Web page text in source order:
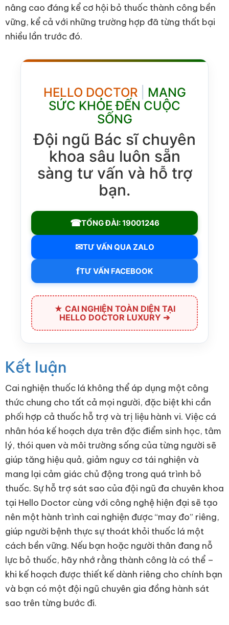
nâng cao đáng kể cơ hội bỏ thuốc thành công bền
vững, kể cả với những trường hợp đã từng thất bại
nhiều lần trước đó.
HELLO DOCTOR
MANG
SỨC KHỎE ĐẾN CUỘC
SỐNG
Đội ngũ Bác sĩ chuyên
khoa sâu luôn sẵn
sàng tư vấn và hỗ trợ
bạn.
☎TỔNG ĐÀI: 19001246
✉TƯ VẤN QUA ZALO
fTƯ VẤN FACEBOOK
★ CAI NGHIỆN TOÀN DIỆN TẠI
HELLO DOCTOR LUXURY ➔
Kết luận
Cai nghiện thuốc lá không thể áp dụng một công
thức chung cho tất cả mọi người, đặc biệt khi cần
phối hợp cả thuốc hỗ trợ và trị liệu hành vi. Việc cá
nhân hóa kế hoạch dựa trên đặc điểm sinh học, tâm
lý, thói quen và môi trường sống của từng người sẽ
giúp tăng hiệu quả, giảm nguy cơ tái nghiện và
mang lại cảm giác chủ động trong quá trình bỏ
thuốc. Sự hỗ trợ sát sao của đội ngũ đa chuyên khoa
tại Hello Doctor cùng với công nghệ hiện đại sẽ tạo
nên một hành trình cai nghiện được “may đo” riêng,
giúp người bệnh thực sự thoát khỏi thuốc lá một
cách bền vững. Nếu bạn hoặc người thân đang nỗ
lực bỏ thuốc, hãy nhớ rằng thành công là có thể –
khi kế hoạch được thiết kế dành riêng cho chính bạn
và bạn có một đội ngũ chuyên gia đồng hành sát
sao trên từng bước đi.